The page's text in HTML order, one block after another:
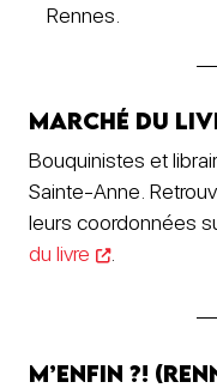
Rennes.
Marché du
Bouquinistes et
Sainte-Anne.
leurs coordonnées
du livre
.
M’Enfin ?!